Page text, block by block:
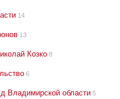
14
13
Козко 8
6
Владимирской области 5